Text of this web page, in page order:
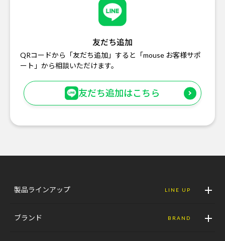
友だち追加
QRコードから「友だち追加」すると「mouse お客様サポ
ート」から相談いただけます。
友だち追加はこちら
製品ラインアップ LINE UP
ブランド BRAND